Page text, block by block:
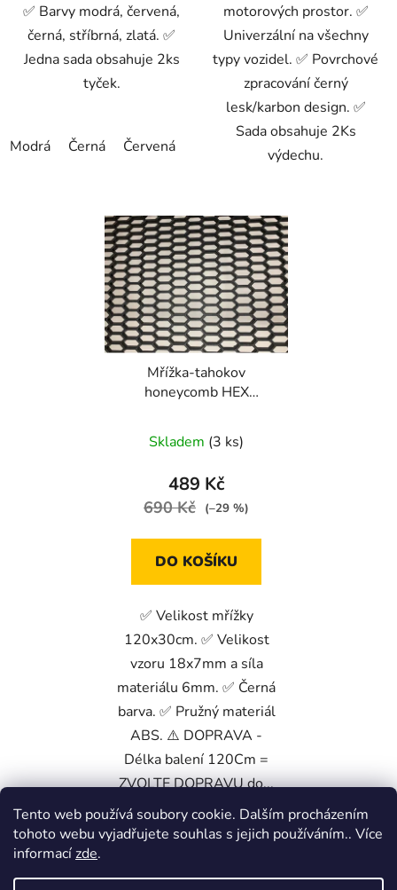
Tento web používá soubory cookie. Dalším procházením
tohoto webu vyjadřujete souhlas s jejich používáním.. Více
informacízde.
✅ Barvy modrá, červená,
černá, stříbrná, zlatá. ✅
Jedna sada obsahuje 2ks
tyček.
Modrá Černá Červená Stříbrná
motorových prostor. ✅
Univerzální na všechny
typy vozidel. ✅ Povrchové
zpracování černý
lesk/karbon design. ✅
Sada obsahuje 2Ks
výdechu.
Mřížka-tahokov
honeycomb HEX
Skladem (3 ks)
489 Kč
690 Kč (–29 %)
DO KOŠÍKU
✅ Velikost mřížky
120x30cm. ✅ Velikost
vzoru 18x7mm a síla
materiálu 6mm. ✅ Černá
barva. ✅ Pružný materiál
ABS. ⚠️ DOPRAVA -
Délka balení 120Cm =
ZVOLTE DOPRAVU do...
Škoda Fabia Club -FORUM